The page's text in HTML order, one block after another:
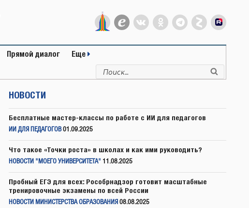
Прямой диалог Еще
Искать:
НОВОСТИ
Бесплатные мастер-классы по работе с ИИ для педагогов
ИИ ДЛЯ ПЕДАГОГОВ 01.09.2025
Что такое «Точки роста» в школах и как ими руководить?
НОВОСТИ "МОЕГО УНИВЕРСИТЕТА" 11.08.2025
Пробный ЕГЭ для всех: Рособрнадзор готовит масштабные
тренировочные экзамены по всей России
НОВОСТИ МИНИСТЕРСТВА ОБРАЗОВАНИЯ 08.08.2025